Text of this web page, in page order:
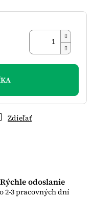
Rýchle odoslanie
2-3 pracovných dní
Zdieľať